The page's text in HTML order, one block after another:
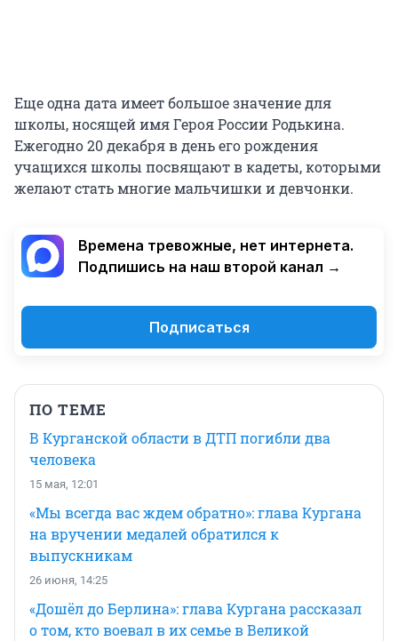
Еще одна дата имеет большое значение для
школы, носящей имя Героя России Родькина.
Ежегодно 20 декабря в день его рождения
учащихся школы посвящают в кадеты, которыми
желают стать многие мальчишки и девчонки.
Времена тревожные, нет интернета.
Подпишись на наш второй канал →
Подписаться
ПО ТЕМЕ
В Курганской области в ДТП погибли два
человека
15 мая, 12:01
«Мы всегда вас ждем обратно»: глава Кургана
на вручении медалей обратился к
выпускникам
26 июня, 14:25
«Дошёл до Берлина»: глава Кургана рассказал
о том, кто воевал в их семье в Великой